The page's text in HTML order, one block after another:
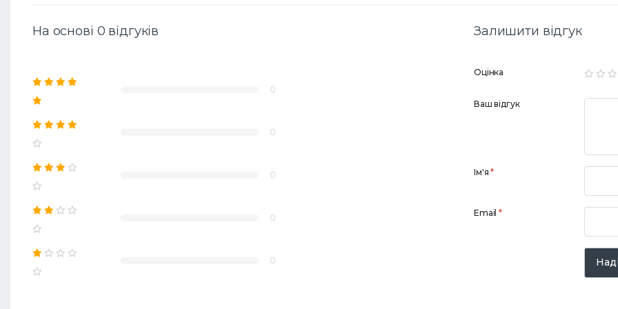
На основі 0 відгуків
0
0
0
0
0
Залишити відгук
Оцінка
Ваш відгук
Ім'я*
Email*